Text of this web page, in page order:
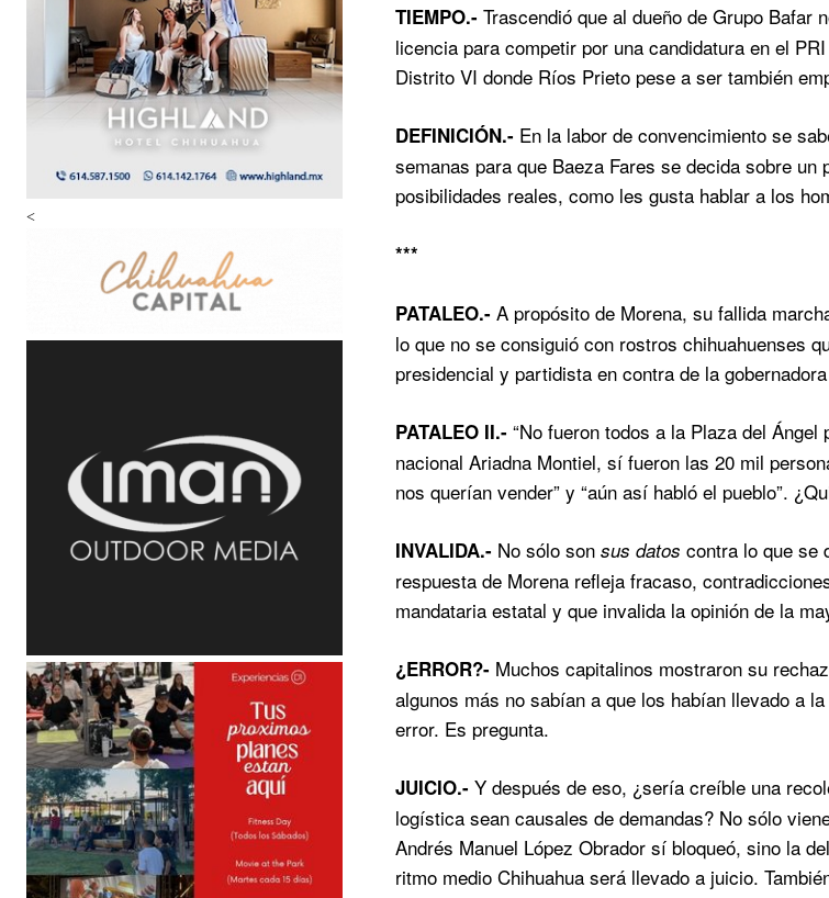
<
TIEMPO.- Trascendió que al dueño de Grupo
licencia para competir por una candidatura en el
Distrito VI donde Ríos Prieto pese a ser también
DEFINICIÓN.- En la labor de convencimiento se
semanas para que Baeza Fares se decida sobre
posibilidades reales, como les gusta hablar a los
***
PATALEO.- A propósito de Morena, su fallida
lo que no se consiguió con rostros chihuahuenses
presidencial y partidista en contra de la
PATALEO II.- “No fueron todos a la Plaza del
nacional Ariadna Montiel, sí fueron las 20 mil
nos querían vender” y “aún así habló el pueblo”.
INVALIDA.- No sólo son sus datos contra lo que se
respuesta de Morena refleja fracaso,
mandataria estatal y que invalida la opinión de la
¿ERROR?- Muchos capitalinos mostraron su
algunos más no sabían a que los habían llevado a
error. Es pregunta.
JUICIO.- Y después de eso, ¿sería creíble una
logística sean causales de demandas? No sólo
Andrés Manuel López Obrador sí bloqueó, sino la
ritmo medio Chihuahua será llevado a juicio.